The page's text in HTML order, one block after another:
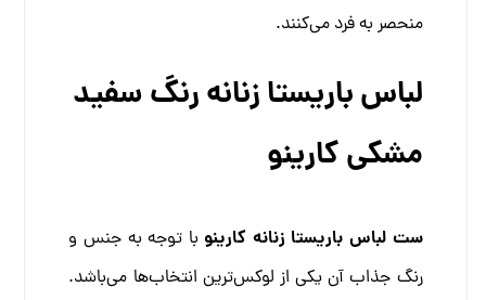
منحصر به فرد می‌کنند.
لباس باریستا زنانه رنگ سفید
مشکی کارینو
ست لباس باریستا زنانه کارینو با توجه به جنس و
رنگ جذاب آن یکی از لوکس‌ترین انتخاب‌ها می‌باشد.